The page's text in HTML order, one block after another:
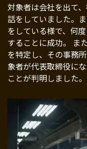
対象者は会社を出て
話をしていました。
をしている様で、何
することに成功。 ま
を特定し、その事務
象者が代表取締役に
ことが判明しました。